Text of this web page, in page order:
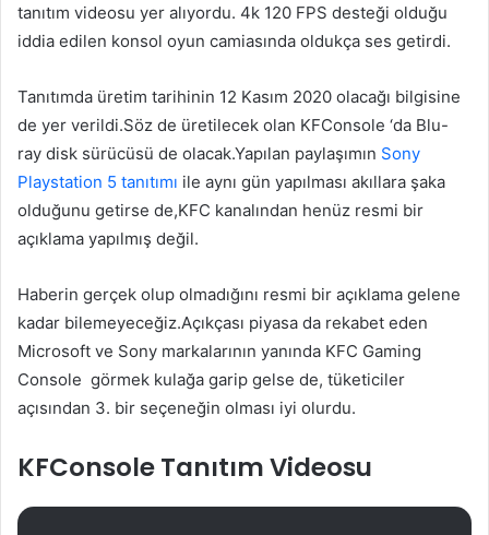
tanıtım videosu yer alıyordu. 4k 120 FPS desteği olduğu
iddia edilen konsol oyun camiasında oldukça ses getirdi.
Tanıtımda üretim tarihinin 12 Kasım 2020 olacağı bilgisine
de yer verildi.Söz de üretilecek olan KFConsole ‘da Blu-
ray disk sürücüsü de olacak.Yapılan paylaşımın Sony
Playstation 5 tanıtımı ile aynı gün yapılması akıllara şaka
olduğunu getirse de,KFC kanalından henüz resmi bir
açıklama yapılmış değil.
Haberin gerçek olup olmadığını resmi bir açıklama gelene
kadar bilemeyeceğiz.Açıkçası piyasa da rekabet eden
Microsoft ve Sony markalarının yanında KFC Gaming
Console görmek kulağa garip gelse de, tüketiciler
açısından 3. bir seçeneğin olması iyi olurdu.
KFConsole Tanıtım Videosu